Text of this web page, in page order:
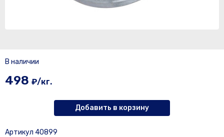
В наличии
498 ₽/кг.
Добавить в корзину
Артикул 40899